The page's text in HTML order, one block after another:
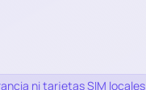
ni tarjetas SIM locales